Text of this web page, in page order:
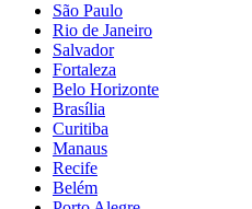
São Paulo
Rio de Janeiro
Salvador
Fortaleza
Belo Horizonte
Brasília
Curitiba
Manaus
Recife
Belém